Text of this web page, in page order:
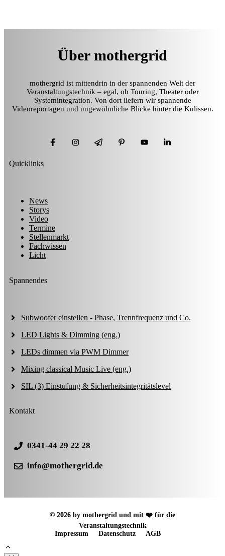
Über mothergrid
mothergrid ist mittendrin in der spannenden Welt der
Veranstaltungstechnik – egal, ob Touring, Theater oder
Systemintegration. Von dort liefern wir spannende
Videoreportagen und ungewöhnliche Blicke hinter die Kulissen.
Quicklinks
News
Storys
Video
Termine
Stellenmarkt
Fachwissen
Licht
Spannendes
Subwoofer einstellen - Phase, Trennfrequenz und Co.
LED Lights & Dimming (eng.)
LEDs dimmen via PWM Dimmer
Mixing classical Music Live (eng.)
SIL (3) Einstufung & Sicherheitsintegritätslevel
Kontakt
0341-44 29 22 28
info@mothergrid.de
© 2026 by mothergrid und mit ❤️ für die
Veranstaltungstechnik
Impressum
Datenschutz AGB